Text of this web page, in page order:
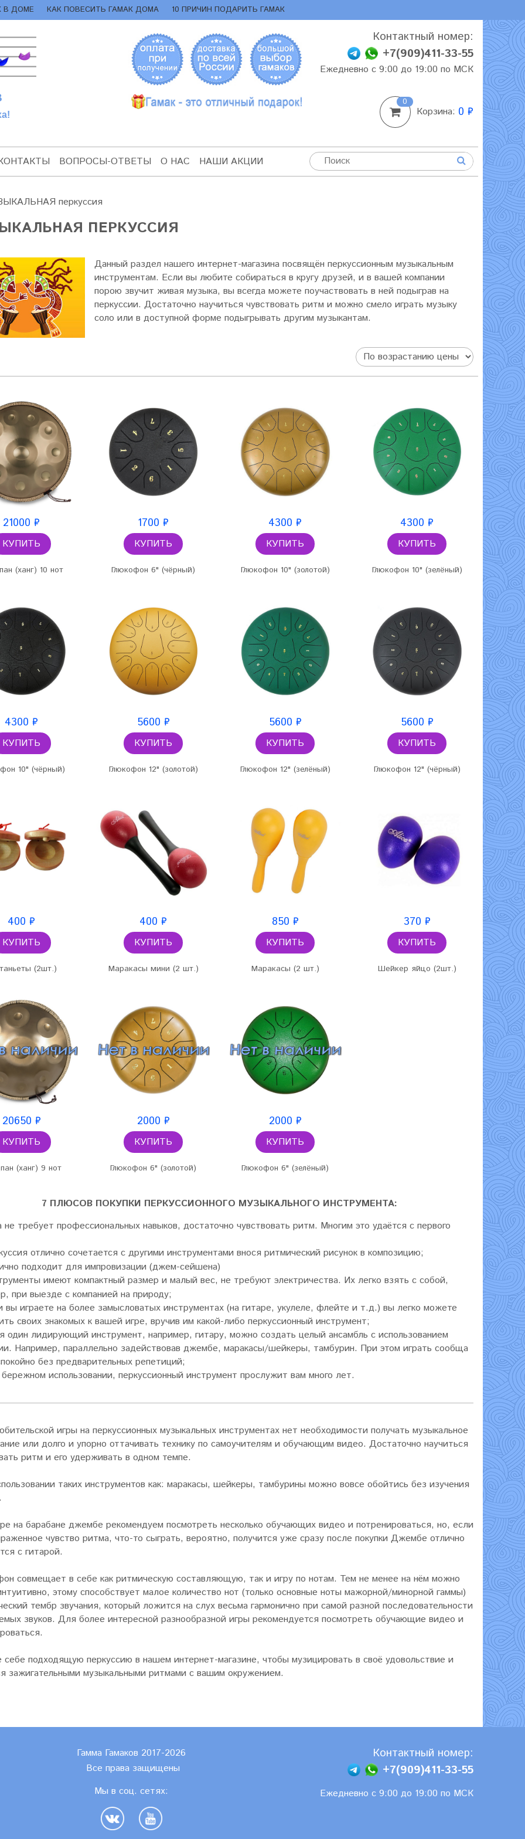
В ДОМЕ КАК ПОВЕСИТЬ ГАМАК ДОМА 10 ПРИЧИН ПОДАРИТЬ ГАМАК
Контактный номер:
+7(909)411-33-55
Ежедневно с 9:00 до 19:00 по МСК
0
Корзина: 0 ₽
ВОПРОСЫ-ОТВЕТЫ О НАС НАШИ АКЦИИ
перкуссия
ПЕРКУССИЯ
Данный раздел нашего интернет-магазина посвящён перкуссионным музыкальным
инструментам. Если вы любите собираться в кругу друзей, и в вашей компании
порою звучит живая музыка, вы всегда можете поучаствовать в ней подыграв на
перкуссии. Достаточно научиться чувствовать ритм и можно смело играть музыку
соло или в доступной форме подыгрывать другим музыкантам.
21000 ₽
КУПИТЬ
(ханг) 10 нот
1700 ₽
КУПИТЬ
Глюкофон 6" (чёрный)
4300 ₽
КУПИТЬ
Глюкофон 10" (золотой)
4300 ₽
КУПИТЬ
Глюкофон 10" (зелёный)
4300 ₽
КУПИТЬ
10" (чёрный)
5600 ₽
КУПИТЬ
Глюкофон 12" (золотой)
5600 ₽
КУПИТЬ
Глюкофон 12" (зелёный)
5600 ₽
КУПИТЬ
Глюкофон 12" (чёрный)
400 ₽
КУПИТЬ
(2шт.)
400 ₽
КУПИТЬ
Маракасы мини (2 шт.)
850 ₽
КУПИТЬ
Маракасы (2 шт.)
370 ₽
КУПИТЬ
Шейкер яйцо (2шт.)
20650 ₽
КУПИТЬ
(ханг) 9 нот
2000 ₽
КУПИТЬ
Глюкофон 6" (золотой)
2000 ₽
КУПИТЬ
Глюкофон 6" (зелёный)
7 ПЛЮСОВ ПОКУПКИ ПЕРКУССИОННОГО МУЗЫКАЛЬНОГО ИНСТРУМЕНТА:
не требует профессиональных навыков, достаточно чувствовать ритм. Многим это удаётся с первого
отлично сочетается с другими инструментами внося ритмический рисунок в композицию;
подходит для импровизации (джем-сейшена)
имеют компактный размер и малый вес, не требуют электричества. Их легко взять с собой,
при выезде с компанией на природу;
вы играете на более замысловатых инструментах (на гитаре, укулеле, флейте и т.д.) вы легко можете
своих знакомых к вашей игре, вручив им какой-либо перкуссионный инструмент;
один лидирующий инструмент, например, гитару, можно создать целый ансамбль с использованием
Например, параллельно задействовав джембе, маракасы/шейкеры, тамбурин. При этом играть сообща
без предварительных репетиций;
использовании, перкуссионный инструмент прослужит вам много лет.
игры на перкуссионных музыкальных инструментах нет необходимости получать музыкальное
или долго и упорно оттачивать технику по самоучителям и обучающим видео. Достаточно научиться
ритм и его удерживать в одном темпе.
таких инструментов как: маракасы, шейкеры, тамбурины можно вовсе обойтись без изучения
на барабане джембе рекомендуем посмотреть несколько обучающих видео и потренироваться, но, если
чувство ритма, что-то сыграть, вероятно, получится уже сразу после покупки Джембе отлично
с гитарой.
совмещает в себе как ритмическую составляющую, так и игру по нотам. Тем не менее на нём можно
этому способствует малое количество нот (только основные ноты мажорной/минорной гаммы)
тембр звучания, который ложится на слух весьма гармонично при самой разной последовательности
звуков. Для более интересной разнообразной игры рекомендуется посмотреть обучающие видео и
себе подходящую перкуссию в нашем интернет-магазине, чтобы музицировать в своё удовольствие и
зажигательными музыкальными ритмами с вашим окружением.
Гамма Гамаков 2017-2026
Все права защищены
Мы в соц. сетях:
Контактный номер:
+7(909)411-33-55
Ежедневно с 9:00 до 19:00 по МСК